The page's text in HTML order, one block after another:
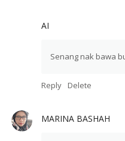
AI
Senang nak bawa
Reply Delete
MARINA BASHAH